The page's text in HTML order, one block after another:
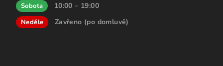
Sobota 10:00 – 19:00
Neděle Zavřeno (po domluvě)